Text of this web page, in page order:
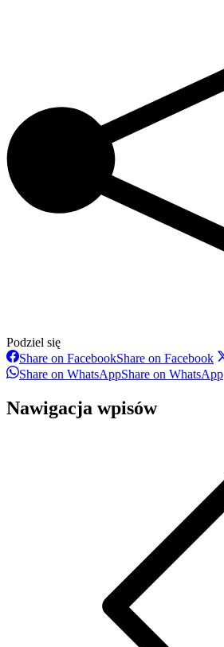
Podziel się
Share on FacebookShare on Facebook
Share on WhatsAppShare on WhatsApp
Nawigacja wpisów